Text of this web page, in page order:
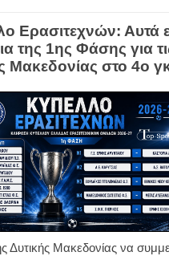
Ερασιτεχνών: Αυτά
της 1ης Φάσης για
Μακεδονίας στο 4ο
Δυτικής Μακεδονίας να